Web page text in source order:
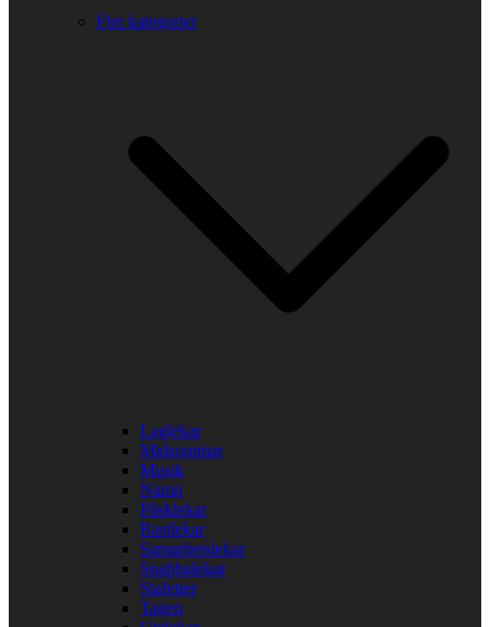
Fler kategorier
Laglekar
Midsommar
Musik
Namn
Påsklekar
Rastlekar
Samarbetslekar
Snabbalekar
Stafetter
Tagen